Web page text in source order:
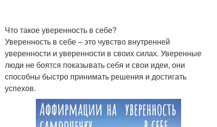
Что такое уверенность в себе?
Уверенность в себе – это чувство внутренней
уверенности и уверенности в своих силах. Уверенные
люди не боятся показывать себя и свои идеи, они
способны быстро принимать решения и достигать
успехов.